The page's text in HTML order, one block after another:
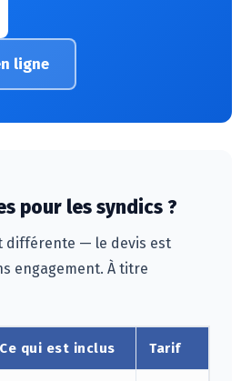
ligne
pour les syndics ?
différente — le devis est
engagement. À titre
Ce qui est inclus Tarif